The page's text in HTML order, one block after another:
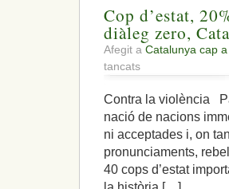
Cop d’estat,
diàleg zero,
Afegit a Catalunya cap
tancats
Cop
20%
del
PIB,
l’Estatut
votat
trossejat,
diàleg
Contra la violència
nació de nacions
ni acceptades i, on
pronunciaments,
40 cops d’estat